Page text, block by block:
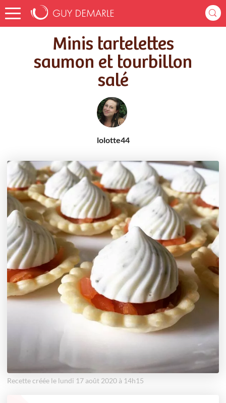
Accueil
Recettes
Minis tartelettes saumon et tourbillon salé
Minis tartelettes
saumon et tourbillon
salé
lolotte44
Recette créée le lundi 17 août 2020 à 14h15